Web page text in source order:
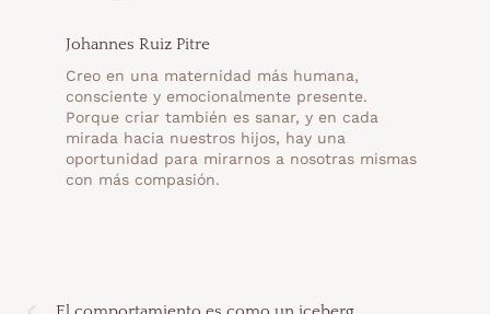
Johannes Ruiz Pitre
Creo en una maternidad más humana,
consciente y emocionalmente presente.
Porque criar también es sanar, y en cada
mirada hacia nuestros hijos, hay una
oportunidad para mirarnos a nosotras mismas
con más compasión.